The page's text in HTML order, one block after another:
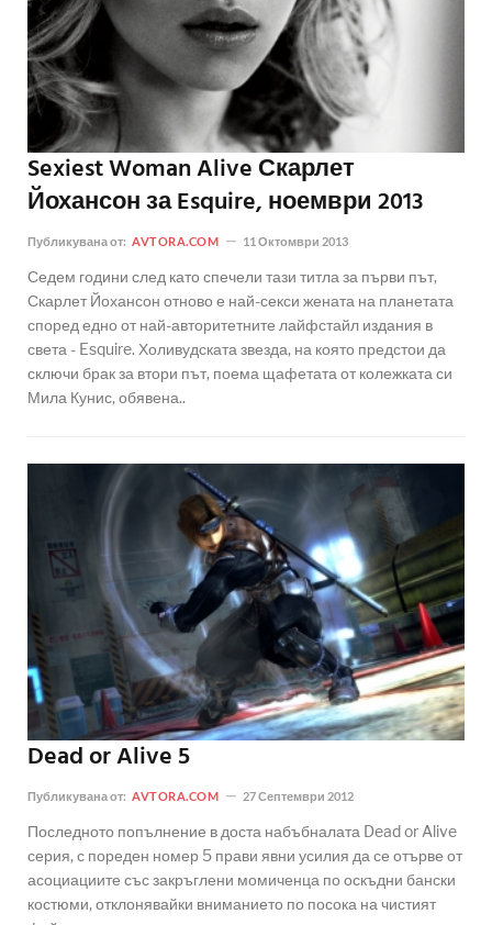
Sexiest Woman Alive Скарлет
Йохансон за Esquire, ноември 2013
Публикувана от: AVTORA.COM 11 Октомври 2013
Седем години след като спечели тази титла за първи път,
Скарлет Йохансон отново е най-секси жената на планетата
според едно от най-авторитетните лайфстайл издания в
света - Esquire. Холивудската звезда, на която предстои да
сключи брак за втори път, поема щафетата от колежката си
Мила Кунис, обявена..
Dead or Alive 5
Публикувана от: AVTORA.COM 27 Септември 2012
Последното попълнение в доста набъбналата Dead or Alive
серия, с пореден номер 5 прави явни усилия да се отърве от
асоциациите със закръглени момиченца по оскъдни бански
костюми, отклонявайки вниманието по посока на чистият